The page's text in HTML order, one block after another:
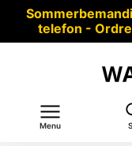
telefon -
Menu